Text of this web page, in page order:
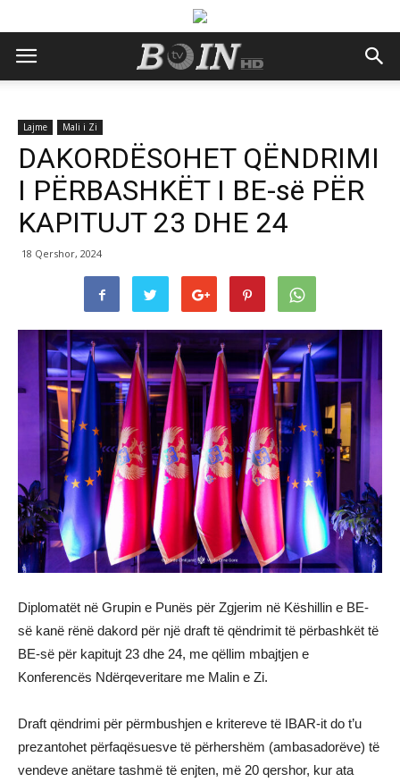
Lajme Mali i Zi
DAKORDËSOHET QËNDRIMI
I PËRBASHKËT I BE-së PËR
KAPITUJT 23 DHE 24
18 Qershor, 2024
Diplomatët në Grupin e Punës për Zgjerim në Këshillin e BE-
së kanë rënë dakord për një draft të qëndrimit të përbashkët të
BE-së për kapitujt 23 dhe 24, me qëllim mbajtjen e
Konferencës Ndërqeveritare me Malin e Zi.
Draft qëndrimi për përmbushjen e kritereve të IBAR-it do t’u
prezantohet përfaqësuesve të përhershëm (ambasadorëve) të
vendeve anëtare tashmë të enjten, më 20 qershor, kur ata